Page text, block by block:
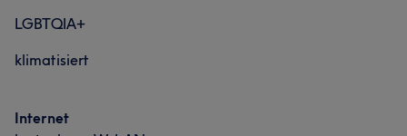
LGBTQIA+
klimatisiert
Internet